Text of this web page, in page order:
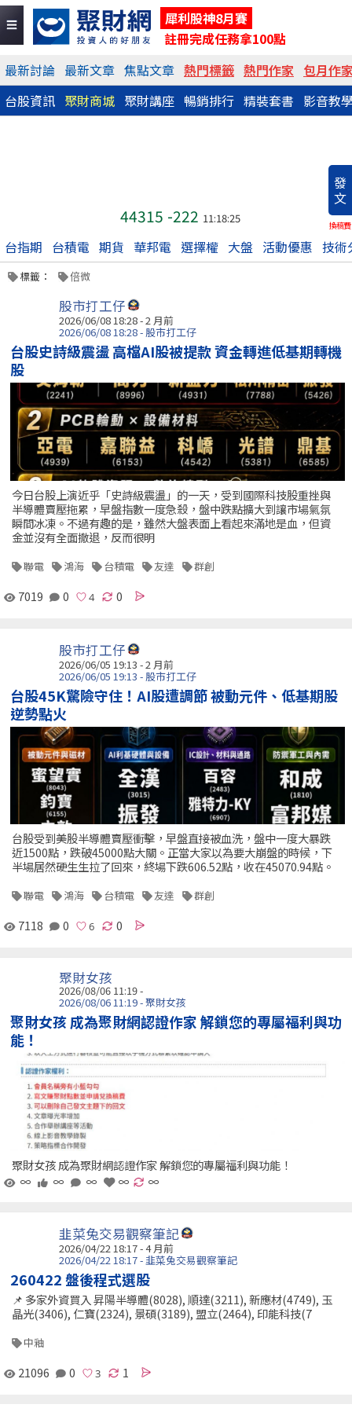
犀利股神8月賽
註冊完成任務拿100點
最新討論 最新文章 焦點文章 熱門標籤 熱門作家 包月作
台股資訊 聚財商城 聚財講座 暢銷排行 精裝套書 影音教
發
文
換稿費
44315 -222 11:18:25
台指期 台積電 期貨 華邦電 選擇權 大盤 活動優惠 技術
標籤： 倍微
股市打工仔
2026/06/08 18:28 - 2 月前
2026/06/08 18:28 - 股市打工仔
台股史詩級震盪 高檔AI股被提款 資金轉進低基期轉機
股
今日台股上演近乎「史詩級震盪」的一天，受到國際科技股重挫與
半導體賣壓拖累，早盤指數一度急殺，盤中跌點擴大到讓市場氣氛
瞬間冰凍。不過有趣的是，雖然大盤表面上看起來滿地是血，但資
金並沒有全面撤退，反而很明
聯電 鴻海 台積電 友達 群創
7019 0 0
股市打工仔
2026/06/05 19:13 - 2 月前
2026/06/05 19:13 - 股市打工仔
台股45K驚險守住！AI股遭調節 被動元件、低基期股
逆勢點火
台股受到美股半導體賣壓衝擊，早盤直接被血洗，盤中一度大暴跌
近1500點，跌破45000點大關。正當大家以為要大崩盤的時候，下
半場居然硬生生拉了回來，終場下跌606.52點，收在45070.94點。
聯電 鴻海 台積電 友達 群創
7118 0 0
聚財女孩
2026/08/06 11:19 -
2026/08/06 11:19 - 聚財女孩
聚財女孩 成為聚財網認證作家 解鎖您的專屬福利與功
能！
聚財女孩 成為聚財網認證作家 解鎖您的專屬福利與功能！
∞
∞ ∞ ∞ ∞
韭菜兔交易觀察筆記
2026/04/22 18:17 - 4 月前
2026/04/22 18:17 - 韭菜兔交易觀察筆記
260422 盤後程式選股
📌 多家外資買入 昇陽半導體(8028), 順達(3211), 新應材(4749), 玉
晶光(3406), 仁寶(2324), 景碩(3189), 盟立(2464), 印能科技(7
中釉
21096 0 1